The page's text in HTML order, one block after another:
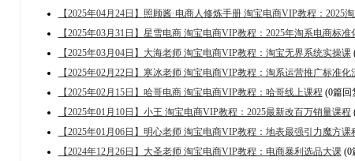
【2025年04月24日】照顾酱·电商人修炼手册 淘宝电商VIP教程：2025
【2025年03月31日】星雪电商 淘宝电商VIP教程：2025年淘系电商标
【2025年03月04日】大海老师 淘宝电商VIP教程：淘宝无界系统实操课
【2025年02月22日】寒冰老师 淘宝电商VIP教程：淘系运营推广标准化
【2025年02月15日】哈哥电商 淘宝电商VIP教程：哈哥线上课程 (0篇回
【2025年01月10日】小王 淘宝电商VIP教程：2025最新改百万销量课程
【2025年01月06日】明心老师 淘宝电商VIP教程：地表最强引力魔方课
【2024年12月26日】大圣老师 淘宝电商VIP教程：电商暴利选品大课(0